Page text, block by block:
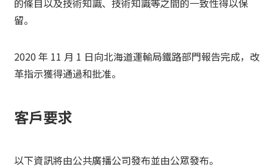
的條目以及技術知識、技術知識等之間的一致性得以保
留。
2020 年 11 月 1 日向北海道運輸局鐵路部門報告完成，改
革指示獲得通過和批准。
客戶要求
以下資訊將由公共廣播公司發布並由公眾發布。